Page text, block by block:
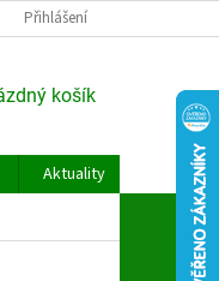
Přihlášení
košík
Aktuality
Kontakt